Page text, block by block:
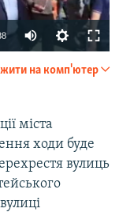
на комп'ютер
міста
ходи буде
вулиць